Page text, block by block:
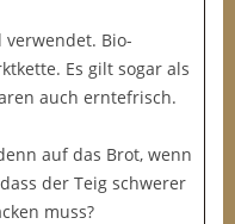
Bio-
Es gilt sogar als
auch erntefrisch.
auf das Brot, wenn
der Teig schwerer
muss?